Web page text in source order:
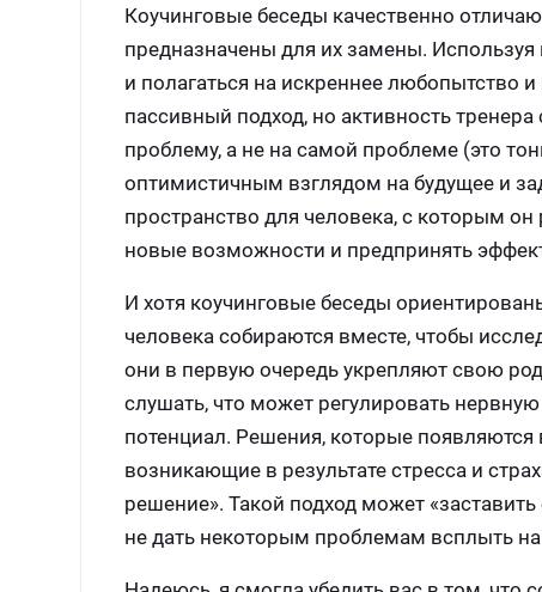
Коучинговые беседы качественно
предназначены для их замены. Используя
и полагаться на искреннее любопытство
пассивный подход, но активность
проблему, а не на самой проблеме (это
оптимистичным взглядом на будущее и
пространство для человека, с которым
новые возможности и предпринять
И хотя коучинговые беседы
человека собираются вместе, чтобы
они в первую очередь укрепляют свою
слушать, что может регулировать
потенциал. Решения, которые
возникающие в результате стресса и
решение». Такой подход может «заставить
не дать некоторым проблемам всплыть